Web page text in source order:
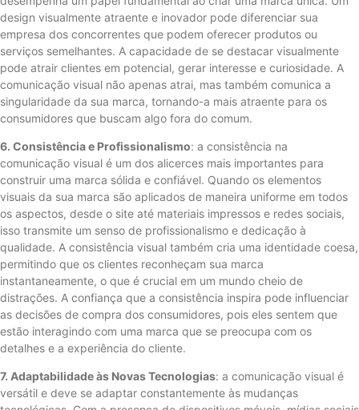
design visualmente atraente e inovador pode diferenciar sua
empresa dos concorrentes que podem oferecer produtos ou
serviços semelhantes. A capacidade de se destacar visualmente
pode atrair clientes em potencial, gerar interesse e curiosidade. A
comunicação visual não apenas atrai, mas também comunica a
singularidade da sua marca, tornando-a mais atraente para os
consumidores que buscam algo fora do comum.
6. Consistência e Profissionalismo: a consistência na
comunicação visual é um dos alicerces mais importantes para
construir uma marca sólida e confiável. Quando os elementos
visuais da sua marca são aplicados de maneira uniforme em todos
os aspectos, desde o site até materiais impressos e redes sociais,
isso transmite um senso de profissionalismo e dedicação à
qualidade. A consistência visual também cria uma identidade coesa,
permitindo que os clientes reconheçam sua marca
instantaneamente, o que é crucial em um mundo cheio de
distrações. A confiança que a consistência inspira pode influenciar
as decisões de compra dos consumidores, pois eles sentem que
estão interagindo com uma marca que se preocupa com os
detalhes e a experiência do cliente.
7. Adaptabilidade às Novas Tecnologias: a comunicação visual é
versátil e deve se adaptar constantemente às mudanças